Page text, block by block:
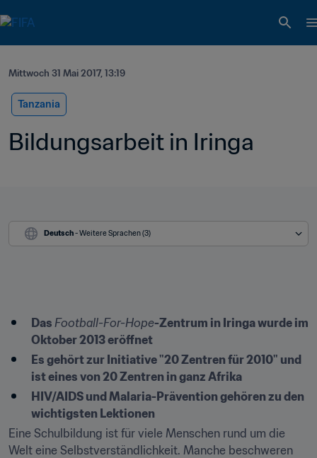
Mittwoch 31 Mai 2017, 13:19
Tanzania
Bildungsarbeit in Iringa
Deutsch - Weitere Sprachen (3)
Das Football-For-Hope-Zentrum in Iringa wurde im
Oktober 2013 eröffnet
Es gehört zur Initiative "20 Zentren für 2010" und
ist eines von 20 Zentren in ganz Afrika
HIV/AIDS und Malaria-Prävention gehören zu den
wichtigsten Lektionen
Eine Schulbildung ist für viele Menschen rund um die
Welt eine Selbstverständlichkeit. Manche beschweren